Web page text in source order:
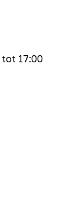
tot 17:00